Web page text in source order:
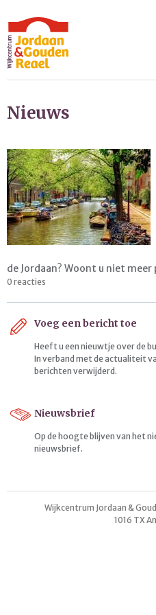
Nieuws
de Jordaan? Woont u niet
0 reacties
Voeg een bericht toe
Heeft u een nieuwtje over de
In verband met de actualiteit
berichten verwijderd.
Nieuwsbrief
Op de hoogte blijven van het
nieuwsbrief.
Wijkcentrum Jordaan &
1016 TX